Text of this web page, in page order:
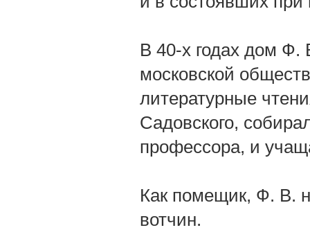
В 40-х годах дом Ф.
московской
литературные
Садовского,
профессора, и
Как помещик, Ф. В.
вотчин.